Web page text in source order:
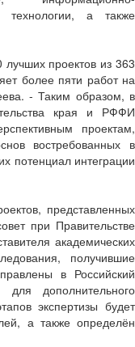
технологии, а также
лучших проектов из 363
более пяти работ на
- Таким образом, в
края и РФФИ
проектам,
востребованных в
потенциал интеграции
представленных
при Правительстве
академических
получившие
в Российский
дополнительного
экспертизы будет
а также определён